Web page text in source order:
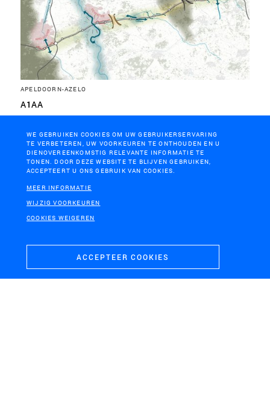
APELDOORN-AZELO
A1AA
WE GEBRUIKEN COOKIES OM UW GEBRUIKERSERVARING
TE VERBETEREN, UW VOORKEUREN TE ONTHOUDEN EN U
DIENOVEREENKOMSTIG RELEVANTE INFORMATIE TE
TONEN. DOOR DEZE WEBSITE TE BLIJVEN GEBRUIKEN,
ACCEPTEERT U ONS GEBRUIK VAN COOKIES.
MEER INFORMATIE
WIJZIG VOORKEUREN
COOKIES WEIGEREN
ACCEPTEER COOKIES